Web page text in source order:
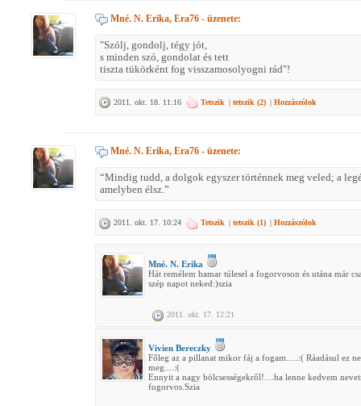
Mné. N. Erika, Era76 - üzenete:
"Szólj, gondolj, tégy jót,
s minden szó, gondolat és tett
tiszta tükörként fog visszamosolyogni rád"!
2011. okt. 18. 11:16 Tetszik | tetszik (2) | Hozzászólok
Mné. N. Erika, Era76 - üzenete:
“Mindig tudd, a dolgok egyszer történnek meg veled; a
amelyben élsz.”
2011. okt. 17. 10:24 Tetszik | tetszik (1) | Hozzászólok
Mné. N. Erika
Hát remélem hamar túlesel a fogorvoson és utána már
szép napot neked:)szia
2011. okt. 17. 12:21
Vivien Bereczky
Főleg az a pillanat mikor fáj a fogam.....:( Ráadásul ez
meg....:(
Ennyit a nagy bölcsességekről!....ha lenne kedvem
fogorvos.Szia